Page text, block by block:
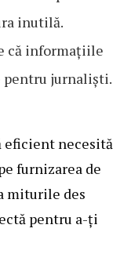
inutilă.
că informațiile
pentru jurnaliști.
eficient necesită
furnizarea de
miturile des
pentru a-ți